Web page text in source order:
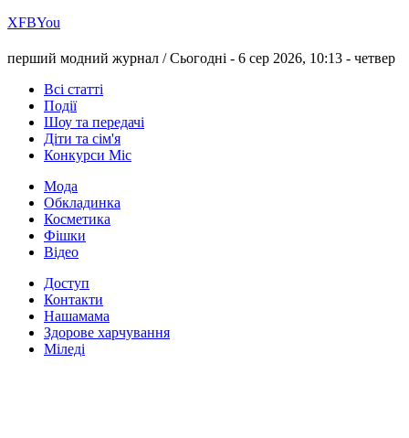
ХFBYou
перший модний журнал /Сьогодні - 6 сер 2026, 10:13 - четвер
Всі статті
Події
Шоу та передачі
Діти та сім'я
Конкурси Міс
Мода
Обкладинка
Косметика
Фішки
Відео
Доступ
Контакти
Нашамама
Здорове харчування
Міледі